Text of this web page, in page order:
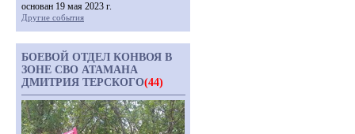
основан 19 мая 2023 г.
Другие события
БОЕВОЙ ОТДЕЛ КОНВОЯ В
ЗОНЕ СВО АТАМАНА
ДМИТРИЯ ТЕРСКОГО(44)